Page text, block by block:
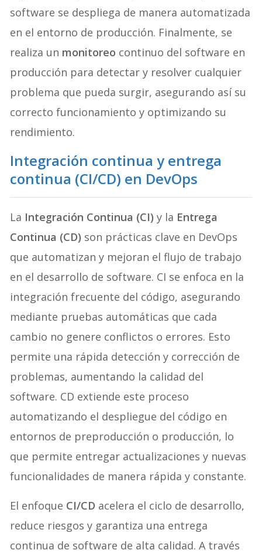
software se despliega de manera automatizada
en el entorno de producción. Finalmente, se
realiza un monitoreo continuo del software en
producción para detectar y resolver cualquier
problema que pueda surgir, asegurando así su
correcto funcionamiento y optimizando su
rendimiento.
Integración continua y entrega
continua (CI/CD) en DevOps
La Integración Continua (CI) y la Entrega
Continua (CD) son prácticas clave en DevOps
que automatizan y mejoran el flujo de trabajo
en el desarrollo de software. CI se enfoca en la
integración frecuente del código, asegurando
mediante pruebas automáticas que cada
cambio no genere conflictos o errores. Esto
permite una rápida detección y corrección de
problemas, aumentando la calidad del
software. CD extiende este proceso
automatizando el despliegue del código en
entornos de preproducción o producción, lo
que permite entregar actualizaciones y nuevas
funcionalidades de manera rápida y constante.
El enfoque CI/CD acelera el ciclo de desarrollo,
reduce riesgos y garantiza una entrega
continua de software de alta calidad. A través